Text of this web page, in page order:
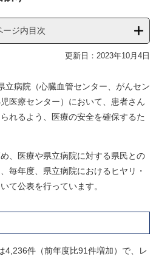
ージ内目次
更新日：2023年10月4日
病院（心臓血管センター、がんセン
医療センター）において、患者さん
れるよう、医療の安全を確保するた
、医療や県立病院に対する県民との
毎年度、県立病院におけるヒヤリ・
て公表を行っています。
件（前年度比91件増加）で、レ